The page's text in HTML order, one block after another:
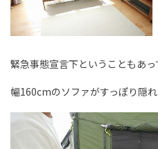
緊急事態宣言下ということもあっ
幅160cmのソファがすっぽり隠れ